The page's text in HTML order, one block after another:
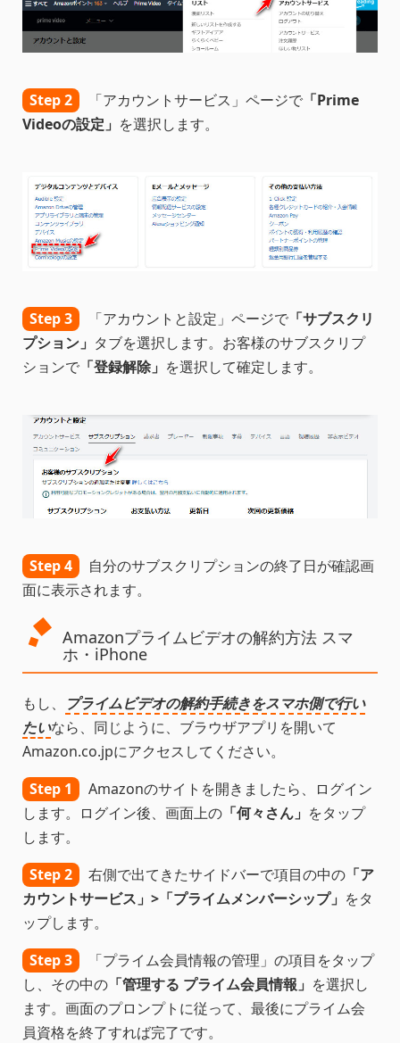
Step 2 「アカウントサービス」ページで 「Prime
Videoの設定」 を選択します。
Step 3 「アカウントと設定」ページで 「サブスクリ
プション」 タブを選択します。お客様のサブスクリプ
ションで 「登録解除」 を選択して確定します。
Step 4
自分のサブスクリプションの終了日が確認画
面に表示されます。
Amazonプライムビデオの解約方法 スマ
ホ・iPhone
もし、
プライムビデオの解約手続きをスマホ側で行い
たいなら、同じように、ブラウザアプリを開いて
Amazon.co.jpにアクセスしてください。
Step 1
Amazonのサイトを開きましたら、ログイン
します。ログイン後、画面上の 「何々さん」 をタップ
します。
Step 2
右側で出てきたサイドバーで項目の中の 「ア
カウントサービス」>「プライムメンバーシップ」 をタ
ップします。
Step 3
「プライム会員情報の管理」の項目をタップ
し、その中の 「管理する プライム会員情報」 を選択し
ます。画面のプロンプトに従って、最後にプライム会
員資格を終了すれば完了です。